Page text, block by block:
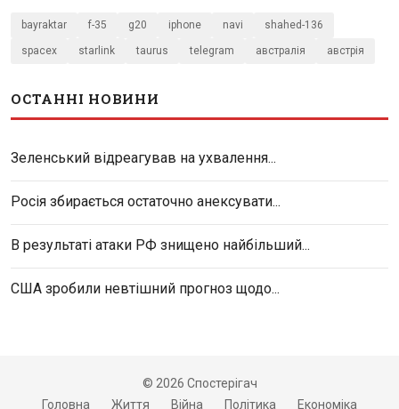
bayraktar f-35 g20 iphone navi shahed-136
spacex starlink taurus telegram австралія австрія
ОСТАННІ НОВИНИ
Зеленський відреагував на ухвалення...
Росія збирається остаточно анексувати...
В результаті атаки РФ знищено найбільший...
США зробили невтішний прогноз щодо...
© 2026 Спостерігач
Головна
Життя Війна Політика Економіка